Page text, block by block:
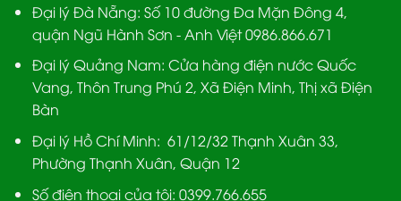
Đại lý Đà Nẵng: Số 10 đường Đa Mặn Đông 4,
quận Ngũ Hành Sơn - Anh Việt 0986.866.671
Đại lý Quảng Nam: Cửa hàng điện nước Quốc
Vang, Thôn Trung Phú 2, Xã Điện Minh, Thị xã Điện
Bàn
Đại lý Hồ Chí Minh: 61/12/32 Thạnh Xuân 33,
Phường Thạnh Xuân, Quận 12
Số điện thoại của tôi: 0399.766.655